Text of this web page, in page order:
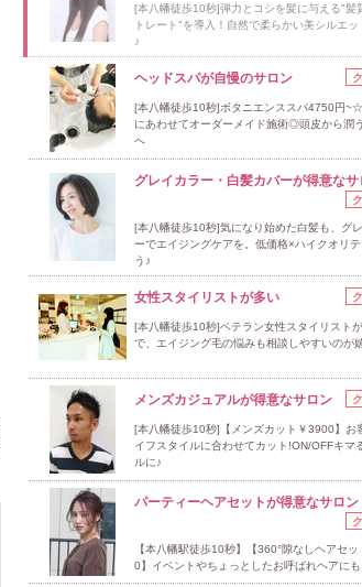
[本八幡徒歩10秒]弾力とコシを髪に与える"髪
トレート"を導入！自然で柔らかい美シルエッ
♪
ヘッドスパが自慢のサロン
[本八幡徒歩10秒]ボタニエンススパ4750円
にあわせてオーダーメイド施術◎頭皮から潤
へ
グレイカラー・白髪カバーが得意なサ
[本八幡徒歩10秒]気になり始めた白髪も、グ
ーでエイジングケアを。低価格×ハイクオリ
う♪
女性スタイリストが多い
[本八幡徒歩10秒]ベテラン女性スタイリスト
で、エイジング毛の悩みも相談しやすいのが
メンズカジュアルが得意なサロン
[本八幡徒歩10秒]【メンズカット￥3900】お
イフスタイルに合わせてカット!ON/OFFキマ
ルに♪
パーティーヘアセットが得意なサロン
【本八幡駅徒歩10秒】【360°隙なしヘアセ
0】イベントやちょっとしたお呼ばれヘアにも